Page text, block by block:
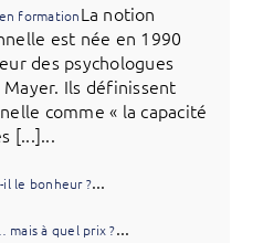
formationLa notion
est née en 1990
des psychologues
Ils définissent
comme « la capacité
[...]...
le bonheur ?...
mais à quel prix ?...